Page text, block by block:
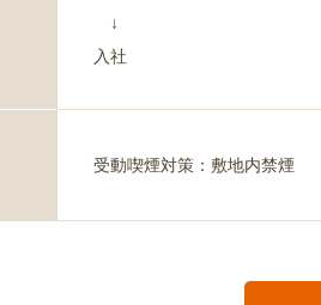
↓
入社
受動喫煙対策：敷地内禁煙